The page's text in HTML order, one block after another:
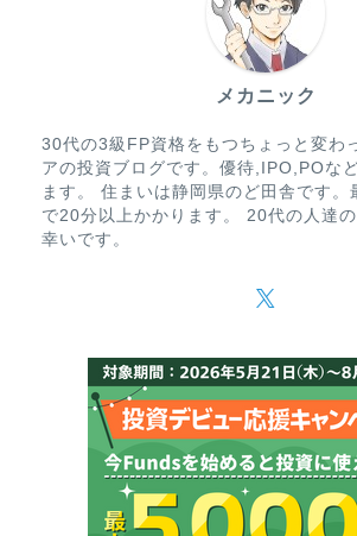
メカニック
30代の3級FP資格をもつちょっと変わ
アの投資ブログです。優待,IPO,POな
ます。 住まいは静岡県のど田舎です。
で20分以上かかります。 20代の人達
幸いです。